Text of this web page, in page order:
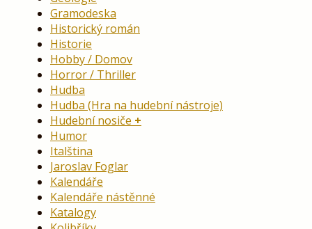
Gramodeska
Historický román
Historie
Hobby / Domov
Horror / Thriller
Hudba
Hudba (Hra na hudební nástroje)
Hudební nosiče
Humor
Italština
Jaroslav Foglar
Kalendáře
Kalendáře nástěnné
Katalogy